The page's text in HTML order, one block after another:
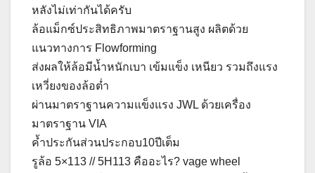
หลังไม่เท่ากันได้ครับ
ล้อแม็กซ์ประสิทธิภาพมาตราฐานสูง ผลิตด้วย
แนวทางการ Flowforming
ส่งผลให้ล้อมีน้ำหนักเบา เข้มแข็ง เหนียว รวมถึงแรง
เหวี่ยงของล้อต่ำ
ผ่านมาตราฐานความแข็งแรง JWL ด้วยเครื่อง
มาตราฐาน VIA
ค้ำประกันส่วนประกอบ10ปีเต็ม
รูล้อ 5×113 // 5H113 คืออะไร? vage wheel